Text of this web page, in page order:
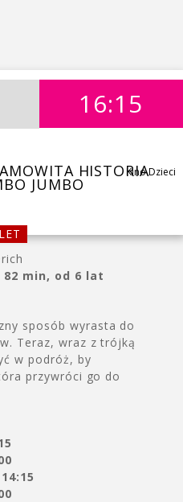
16:15
HISTORIA
JUMBO
Kino Dzieci
82 min, od 6 lat
sposób wyrasta do
Teraz, wraz z trójką
w podróż, by
przywróci go do